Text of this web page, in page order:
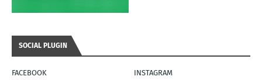
SOCIAL PLUGIN
FACEBOOK
INSTAGRAM